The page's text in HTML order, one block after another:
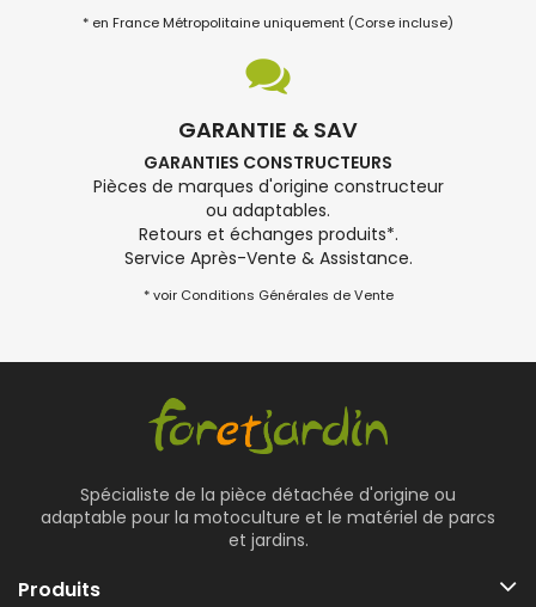
* en France Métropolitaine uniquement (Corse incluse)
GARANTIE & SAV
GARANTIES CONSTRUCTEURS
Pièces de marques d'origine constructeur
ou adaptables.
Retours et échanges produits*.
Service Après-Vente & Assistance.
* voir Conditions Générales de Vente
Spécialiste de la pièce détachée d'origine ou
adaptable pour la motoculture et le matériel de parcs
et jardins.
Produits